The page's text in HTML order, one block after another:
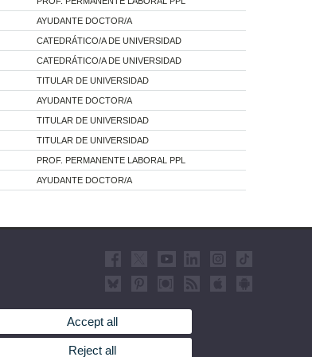
AYUDANTE DOCTOR/A
CATEDRÁTICO/A DE UNIVERSIDAD
CATEDRÁTICO/A DE UNIVERSIDAD
TITULAR DE UNIVERSIDAD
AYUDANTE DOCTOR/A
TITULAR DE UNIVERSIDAD
TITULAR DE UNIVERSIDAD
PROF. PERMANENTE LABORAL PPL
AYUDANTE DOCTOR/A
Accept all
Reject all